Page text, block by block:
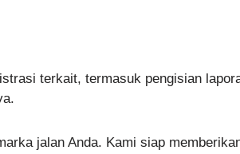
terkait, termasuk pengisian
jalan Anda. Kami siap